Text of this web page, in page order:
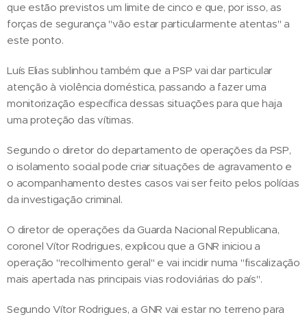
que estão previstos um limite de cinco e que, por isso, as
forças de segurança "vão estar particularmente atentas" a
este ponto.
Luís Elias sublinhou também que a PSP vai dar particular
atenção à violência doméstica, passando a fazer uma
monitorização específica dessas situações para que haja
uma proteção das vítimas.
Segundo o diretor do departamento de operações da PSP,
o isolamento social pode criar situações de agravamento e
o acompanhamento destes casos vai ser feito pelos polícias
da investigação criminal.
O diretor de operações da Guarda Nacional Republicana,
coronel Vítor Rodrigues, explicou que a GNR iniciou a
operação "recolhimento geral" e vai incidir numa "fiscalização
mais apertada nas principais vias rodoviárias do país".
Segundo Vítor Rodrigues, a GNR vai estar no terreno para